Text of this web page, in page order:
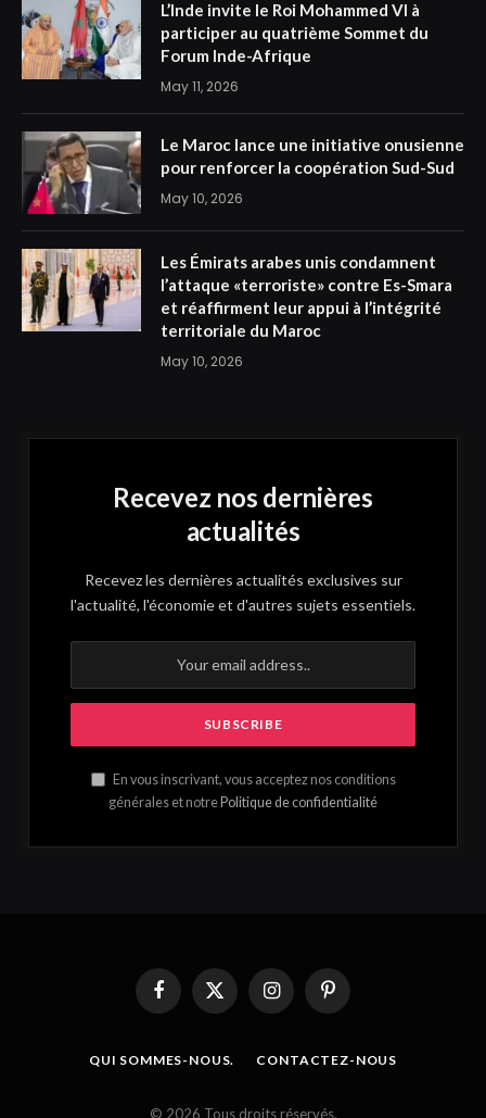
L’Inde invite le Roi Mohammed VI à
participer au quatrième Sommet du
Forum Inde-Afrique
May 11, 2026
Le Maroc lance une initiative onusienne
pour renforcer la coopération Sud-Sud
May 10, 2026
Les Émirats arabes unis condamnent
l’attaque «terroriste» contre Es-Smara
et réaffirment leur appui à l’intégrité
territoriale du Maroc
May 10, 2026
Recevez nos dernières
actualités
Recevez les dernières actualités exclusives sur
l'actualité, l'économie et d'autres sujets essentiels.
En vous inscrivant, vous acceptez nos conditions
générales et notrePolitique de confidentialité
FacebookX
(Twitter)
InstagramPinterest
QUI SOMMES-NOUS. CONTACTEZ-NOUS
© 2026 Tous droits réservés.